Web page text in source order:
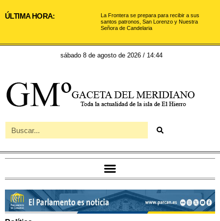
ÚLTIMA HORA:
La Frontera se prepara para recibir a sus
santos patronos, San Lorenzo y Nuestra
Señora de Candelaria
sábado 8 de agosto de 2026 / 14:44